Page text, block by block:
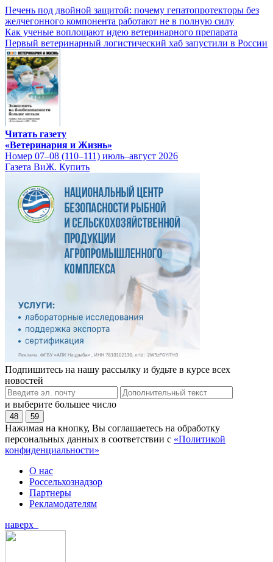
Печень под двойной защитой: почему гепатопротекторы без
желчегонного компонента работают не в полную силу
Как ученые воплощают идею ветеринарного препарата
Первый ветеринарный логистический хаб запустили в России
Читать газету
«Ветеринария и Жизнь»
Номер 07–08 (110–111) июль–август 2026
Газета ВиЖ. Купить
Подпишитесь на нашу рассылку и будьте в курсе всех
новостей
и выберите большее число
48 59
Нажимая на кнопку, Вы соглашаетесь на обработку
персональных данных в соответствии с «Политикой
конфиденциальности»
О нас
Россельхознадзор
Партнеры
Рекламодателям
наверх